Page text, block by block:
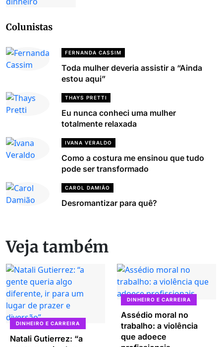
Colunistas
FERNANDA CASSIM
Toda mulher deveria assistir a “Ainda
estou aqui”
THAYS PRETTI
Eu nunca conheci uma mulher
totalmente relaxada
IVANA VERALDO
Como a costura me ensinou que tudo
pode ser transformado
CAROL DAMIÃO
Desromantizar para quê?
Veja também
DINHEIRO E CARREIRA
Natali Gutierrez: “a
DINHEIRO E CARREIRA
Assédio moral no
trabalho: a violência
que adoece